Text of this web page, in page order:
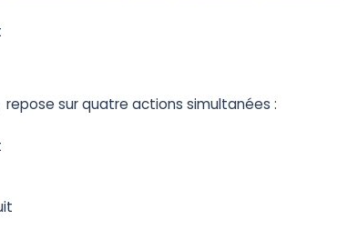
sur quatre actions simultanées :